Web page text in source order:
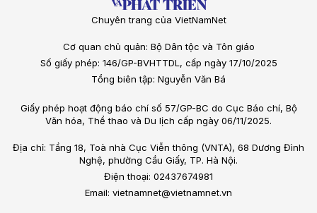
Chuyên trang của VietNamNet
Cơ quan chủ quản: Bộ Dân tộc và Tôn giáo
Số giấy phép: 146/GP-BVHTTDL, cấp ngày 17/10/2025
Tổng biên tập: Nguyễn Văn Bá
Giấy phép hoạt động báo chí số 57/GP-BC do Cục Báo chí, Bộ
Văn hóa, Thể thao và Du lịch cấp ngày 06/11/2025.
Địa chỉ: Tầng 18, Toà nhà Cục Viễn thông (VNTA), 68 Dương Đình
Nghệ, phường Cầu Giấy, TP. Hà Nội.
Điện thoại: 02437674981
Email: vietnamnet@vietnamnet.vn